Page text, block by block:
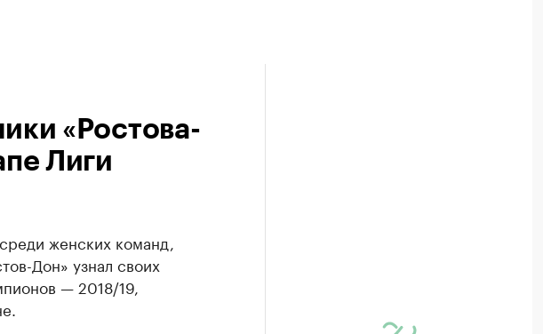
«Ростова-
Лиги
женских команд,
Дон» узнал своих
— 2018/19,